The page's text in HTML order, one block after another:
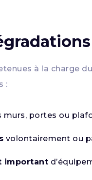
à la charge
:
murs, portes ou
volontairement ou
important